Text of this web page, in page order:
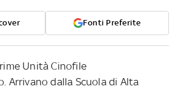
Fonti Preferite
Unità Cinofile
Arrivano dalla Scuola di Alta